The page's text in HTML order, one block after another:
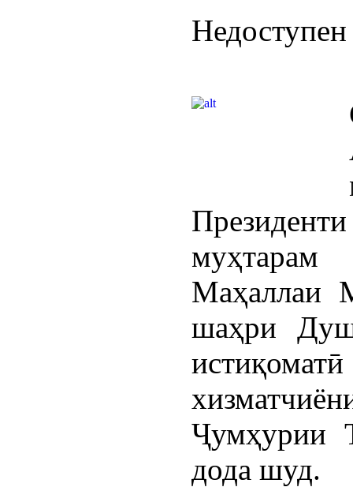
Маҳаллаи
шаҳри
Ҷумҳурии
дода шуд.